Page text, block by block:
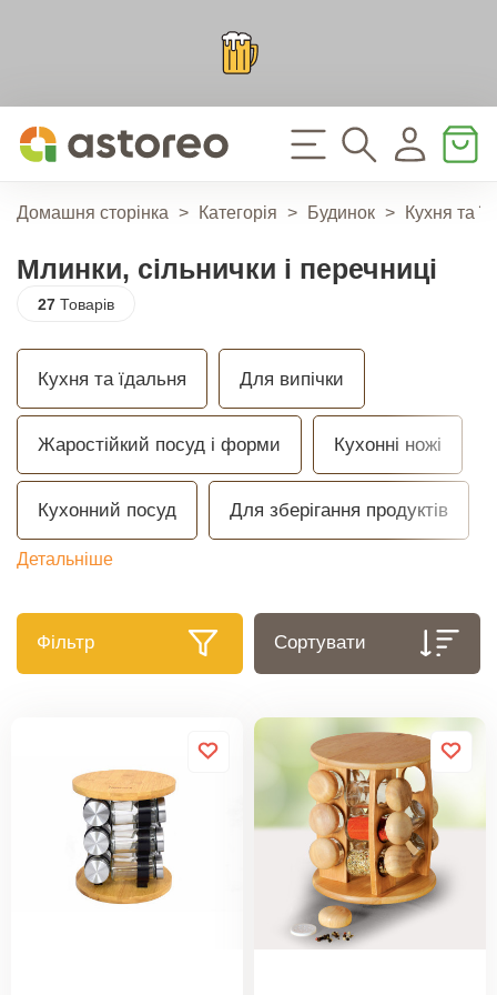
Домашня сторінка > Категорія > Будинок > Кухня та
Млинки, сільнички і перечниці
27Товарів
Кухня та їдальня Для випічки
Жаростійкий посуд і форми Кухонні ножі
Кухонний посуд Для зберігання продуктів
Детальніше
Фільтр Сортувати